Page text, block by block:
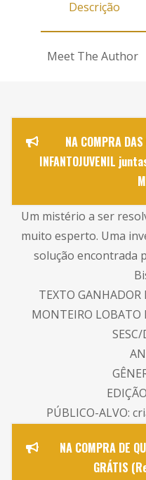
Descrição
Meet The Author
NA COMPRA
INFANTOJUVENIL
Um mistério a ser
muito esperto. Uma
solução encontrada
TEXTO GANHADOR
MONTEIRO LOBATO
PÚBLICO-ALVO:
NA COMPRA DE
GRÁTIS